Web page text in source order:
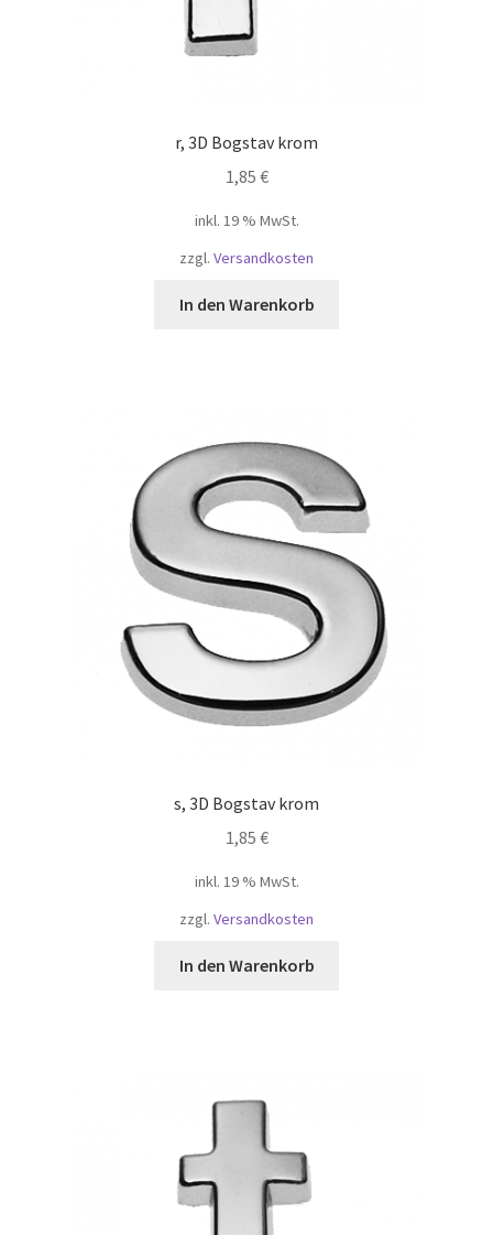
r, 3D Bogstav krom
1,85 €
inkl. 19 % MwSt.
zzgl. Versandkosten
In den Warenkorb
s, 3D Bogstav krom
1,85 €
inkl. 19 % MwSt.
zzgl. Versandkosten
In den Warenkorb